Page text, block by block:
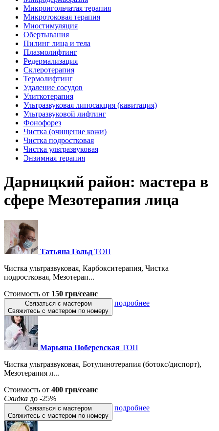
Микроигольчатая терапия
Микротоковая терапия
Миостимуляция
Обертывания
Пилинг лица и тела
Плазмолифтинг
Редермализация
Склеротерапия
Термолифтинг
Удаление сосудов
Улиткотерапия
Ультразвуковая липосакция (кавитация)
Ультразвуковой лифтинг
Фонофорез
Чистка (очищение кожи)
Чистка подростковая
Чистка ультразвуковая
Энзимная терапия
Дарницкий район: мастера в
сфере Мезотерапия лица
Татьяна Гольд ТОП
Чистка ультразвуковая, Карбокситерапия, Чистка
подростковая, Мезотерап...
Стоимость от 150 грн/сеанс
Связаться с мастером
Свяжитесь с мастером по номеру
подробнее
Марьяна Поберевская ТОП
Чистка ультразвуковая, Ботулинотерапия (ботокс/диспорт),
Мезотерапия л...
Стоимость от 400 грн/сеанс
Скидка до -25%
Связаться с мастером
Свяжитесь с мастером по номеру
подробнее